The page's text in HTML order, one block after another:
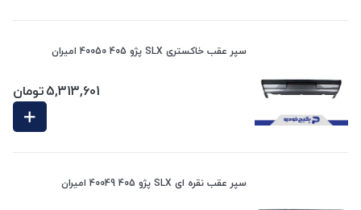
سپر عقب خاکستری SLX پژو 405 40050 امیران
5,313,601تومان
سپر عقب نقره ای SLX پژو 405 40049 امیران